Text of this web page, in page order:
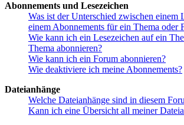
Abonnements und Lesezeichen
Was ist der Unterschied zwischen einem
einem Abonnements für ein Thema oder
Wie kann ich ein Lesezeichen auf ein
Thema abonnieren?
Wie kann ich ein Forum abonnieren?
Wie deaktiviere ich meine Abonnements?
Dateianhänge
Welche Dateianhänge sind in diesem
Kann ich eine Übersicht all meiner